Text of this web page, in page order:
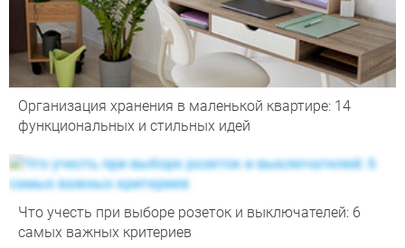
Организация хранения в маленькой квартире: 14
функциональных и стильных идей
Что учесть при выборе розеток и выключателей: 6
самых важных критериев